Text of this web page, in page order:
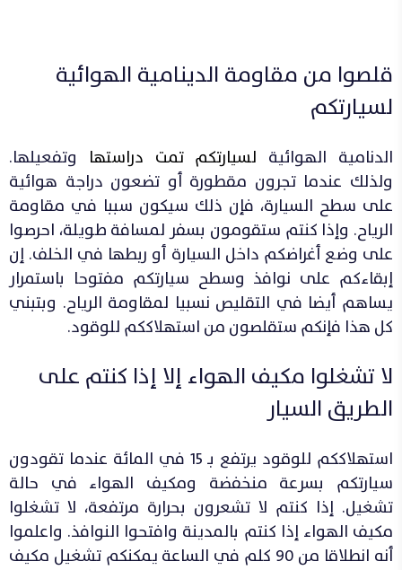
قلصوا من مقاومة الدينامية الهوائية
لسيارتكم
الدنامية الهوائية لسيارتكم تمت دراستها وتفعيلها.
ولذلك عندما تجرون مقطورة أو تضعون دراجة هوائية
على سطح السيارة، فإن ذلك سيكون سببا في مقاومة
الرياح. وإذا كنتم ستقومون بسفر لمسافة طويلة، احرصوا
على وضع أغراضكم داخل السيارة أو ربطها في الخلف. إن
إبقاءكم على نوافذ وسطح سيارتكم مفتوحا باستمرار
يساهم أيضا في التقليص نسبيا لمقاومة الرياح. وبتبني
كل هذا فإنكم ستقلصون من استهلاككم للوقود.
لا تشغلوا مكيف الهواء إلا إذا كنتم على
الطريق السيار
استهلاككم للوقود يرتفع بـ 15 في المائة عندما تقودون
سيارتكم بسرعة منخفضة ومكيف الهواء في حالة
تشغيل. إذا كنتم لا تشعرون بحرارة مرتفعة، لا تشغلوا
مكيف الهواء إذا كنتم بالمدينة وافتحوا النوافذ. واعلموا
أنه انطلاقا من 90 كلم في الساعة يمكنكم تشغيل مكيف